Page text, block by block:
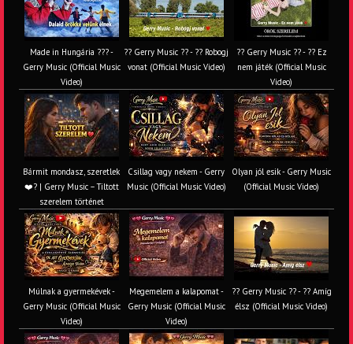
Made in Hungária ??? -
Gerry Music (Official Music
Video)
?? Gerry Music ?? - ?? Robogj
vonat (Official Music Video)
?? Gerry Music ?? - ?? Ez
nem játék (Official Music
Video)
Bármit mondasz, szeretlek
❤️‍? | Gerry Music – Tiltott
szerelem történet
Csillag vagy nekem - Gerry
Music (Official Music Video)
Olyan jól esik - Gerry Music
(Official Music Video)
Múlnak a gyermekévek -
Gerry Music (Official Music
Video)
Megemelem a kalapomat -
Gerry Music (Official Music
Video)
?? Gerry Music ?? - ?? Amíg
élsz (Official Music Video)